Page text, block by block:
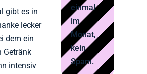
gibt es in
lecker
dem ein
Getränk
intensiv
einmal
im
Monat,
kein
Spam.